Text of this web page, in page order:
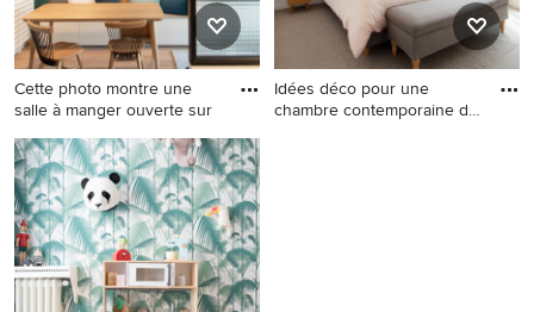
en bois, un sol en bois brun,
aucun îlot, un sol beige et un
plan de travail beige.
Cette photo montre une
salle à manger ouverte sur
Cette photo montre une salle
à manger ouverte sur le salon
moderne de taille moyenne
avec un mur bleu, parquet
clair et aucune cheminée.
Idées déco pour une
chambre contemporaine de